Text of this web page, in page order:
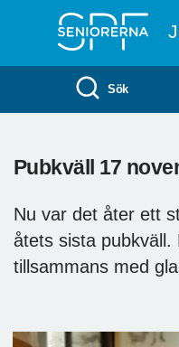
Sök
Pubkväll 17
Nu var det åter ett
åtets sista pubkväll.
tillsammans med